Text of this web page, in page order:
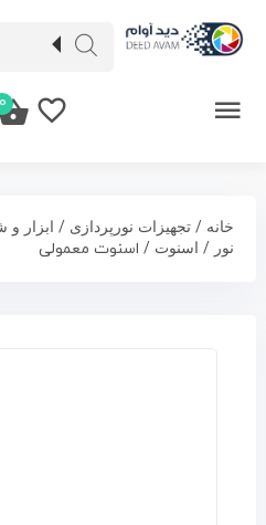
0
خانه / تجهیزات نورپردازی / ابزار
نور / اسنوت / اسنوت معمولی